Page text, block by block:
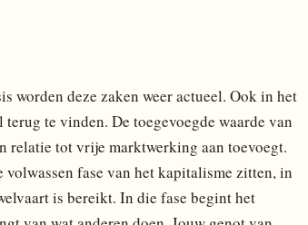
worden deze zaken weer actueel. Ook in het
te vinden. De toegevoegde waarde van
relatie tot vrije marktwerking aan toevoegt.
fase van het kapitalisme zitten, in
is bereikt. In die fase begint het